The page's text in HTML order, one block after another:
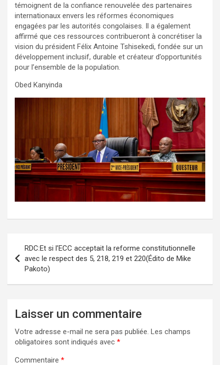
témoignent de la confiance renouvelée des partenaires
internationaux envers les réformes économiques
engagées par les autorités congolaises. Il a également
affirmé que ces ressources contribueront à concrétiser la
vision du président Félix Antoine Tshisekedi, fondée sur un
développement inclusif, durable et créateur d’opportunités
pour l’ensemble de la population.
Obed Kanyinda
de
l’article
RDC:Et si l’ECC acceptait la reforme constitutionnelle
avec le respect des 5, 218, 219 et 220(Édito de Mike
Pakoto)
Laisser un commentaire
Votre adresse e-mail ne sera pas publiée. Les champs
obligatoires sont indiqués avec *
Commentaire *